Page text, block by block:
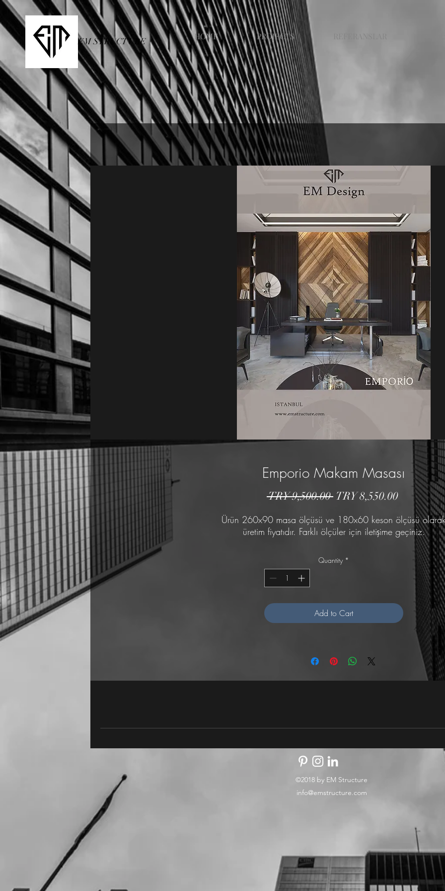
EM STRUCTURE
HOME PROJECTS
Emporio Makam Masası
TRY 9,500.00 Regular
TRY 8,550.00Sale
Price
Ürün 260x90 masa ölçüsü ve 180x60 keson ölçüsü
üretim fiyatıdır. Farklı ölçüler için iletişime geçiniz.
Quantity *
Add to Cart
©2018 by EM Structure
info@emstructure.com